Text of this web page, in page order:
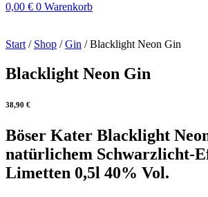
0,00 € 0 Warenkorb
Start / Shop /Gin / Blacklight Neon Gin
Blacklight Neon Gin
38,90 €
Böser Kater Blacklight
natürlichem Schwarzlicht-
Limetten 0,5l 40% Vol.